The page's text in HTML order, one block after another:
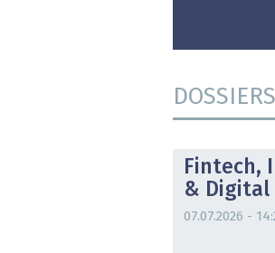
DOSSIERS
Fintech,
& Digital
07.07.2026 -